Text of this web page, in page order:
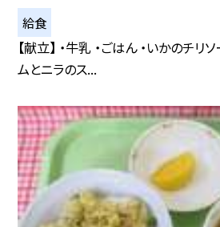
給食
【献立】 ・牛乳 ・ごはん ・いかのチリ
ムとニラのス...